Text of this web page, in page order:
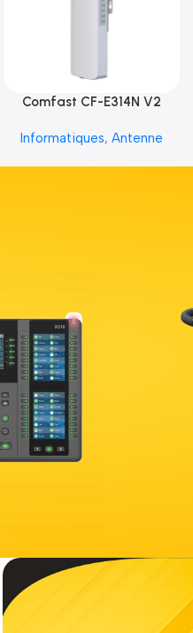
Comfast CF-E314N V2
Informatiques, Antenne